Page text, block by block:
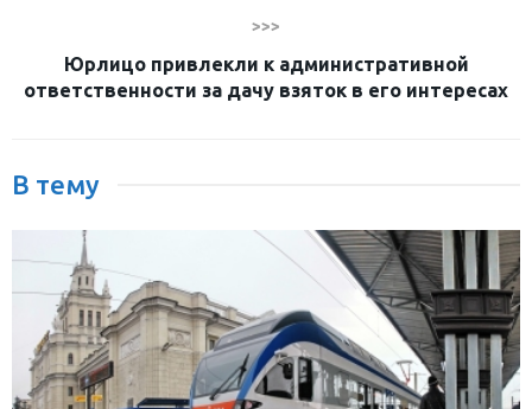
>>>
Юрлицо привлекли к административной
ответственности за дачу взяток в его интересах
В тему